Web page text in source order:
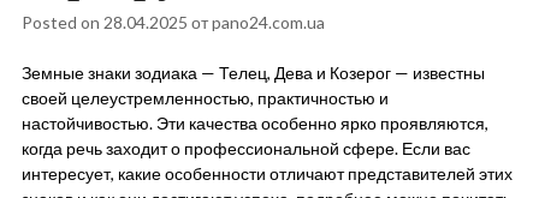
Posted on 28.04.2025 отpano24.com.ua
Земные знаки зодиака — Телец, Дева и Козерог — известны
своей целеустремленностью, практичностью и
настойчивостью. Эти качества особенно ярко проявляются,
когда речь заходит о профессиональной сфере. Если вас
интересует, какие особенности отличают представителей этих